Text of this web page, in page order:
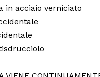
in acciaio verniciato